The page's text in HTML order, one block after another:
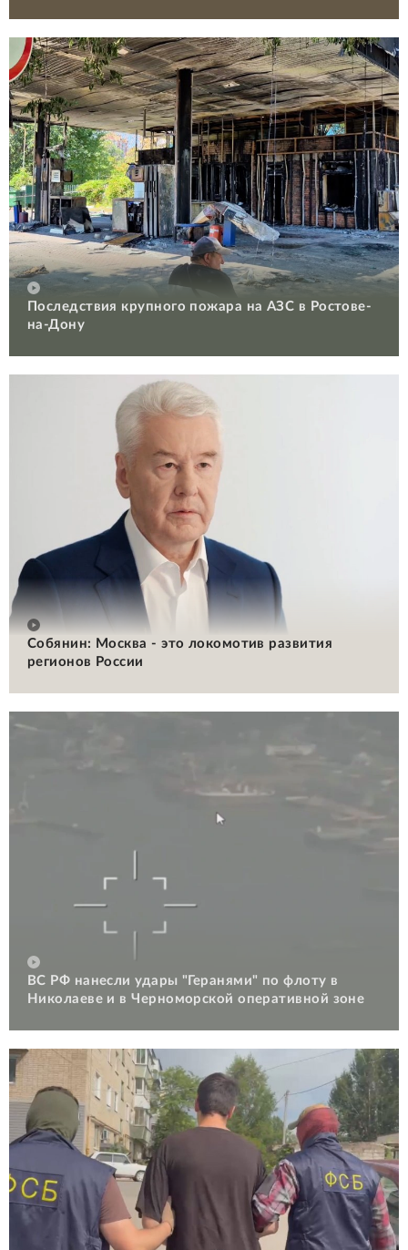
Последствия крупного пожара на АЗС в Ростове-
на-Дону
Собянин: Москва - это локомотив развития
регионов России
ВС РФ нанесли удары "Геранями" по флоту в
Николаеве и в Черноморской оперативной зоне